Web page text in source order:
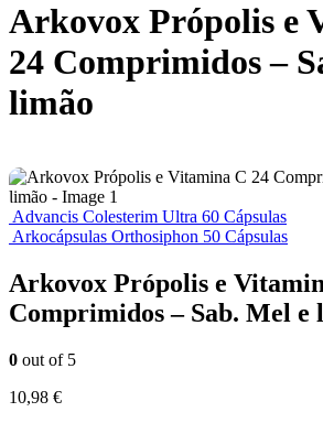
Arkovox Própolis e
24 Comprimidos –
limão
Advancis Colesterim Ultra 60 Cápsulas
Arkocápsulas Orthosiphon 50 Cápsulas
Arkovox Própolis e
Comprimidos – Sab. Mel e
0 out of 5
10,98 €